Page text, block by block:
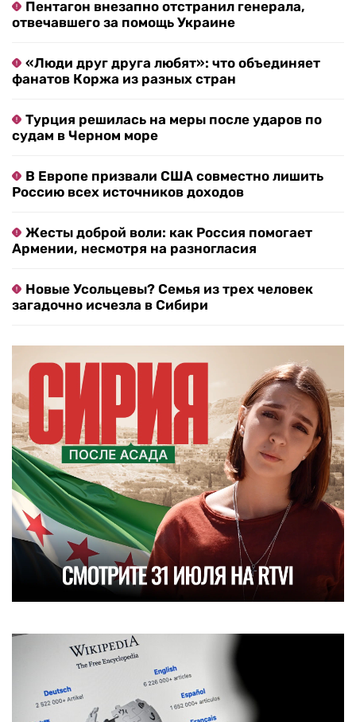
Пентагон внезапно отстранил генерала,
отвечавшего за помощь Украине
«Люди друг друга любят»: что объединяет
фанатов Коржа из разных стран
Турция решилась на меры после ударов по
судам в Черном море
В Европе призвали США совместно лишить
Россию всех источников доходов
Жесты доброй воли: как Россия помогает
Армении, несмотря на разногласия
Новые Усольцевы? Семья из трех человек
загадочно исчезла в Сибири